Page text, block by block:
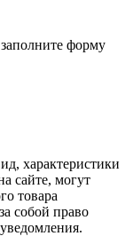
форму
характеристики
сайте, могут
товара
собой право